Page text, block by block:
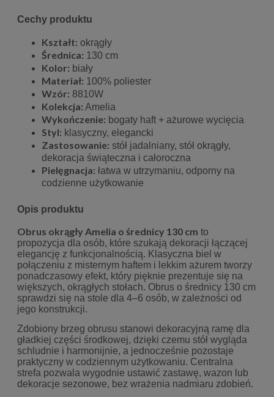
Cechy produktu
Kształt: okrągły
Średnica: 130 cm
Kolor: biały
Materiał: 100% poliester
Wzór: 8810W
Kolekcja: Amelia
Wykończenie: bogaty haft + ażurowe wycięcia
Styl: klasyczny, elegancki
Zastosowanie: stół jadalniany, stół okrągły,
dekoracja świąteczna i całoroczna
Pielęgnacja: łatwa w utrzymaniu, odporny na
codzienne użytkowanie
Opis produktu
Obrus okrągły Amelia o średnicy 130 cm to
propozycja dla osób, które szukają dekoracji łączącej
elegancję z funkcjonalnością. Klasyczna biel w
połączeniu z misternym haftem i lekkim ażurem tworzy
ponadczasowy efekt, który pięknie prezentuje się na
większych, okrągłych stołach. Obrus o średnicy 130 cm
sprawdzi się na stole dla 4–6 osób, w zależności od
jego konstrukcji.
Zdobiony brzeg obrusu stanowi dekoracyjną ramę dla
gładkiej części środkowej, dzięki czemu stół wygląda
schludnie i harmonijnie, a jednocześnie pozostaje
praktyczny w codziennym użytkowaniu. Centralna
strefa pozwala wygodnie ustawić zastawę, wazon lub
dekoracje sezonowe, bez wrażenia nadmiaru zdobień.